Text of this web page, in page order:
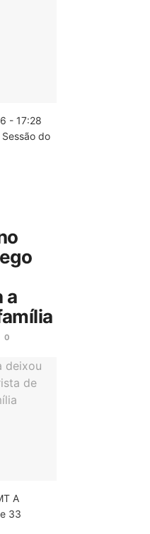
- 17:28
do
a
0
A
33